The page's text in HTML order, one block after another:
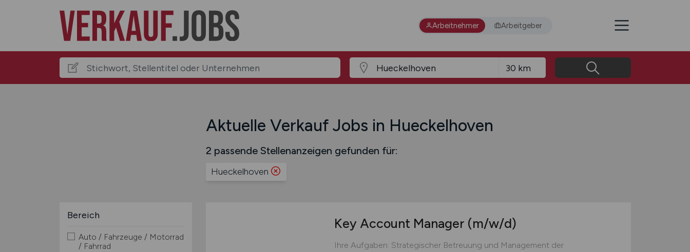
Arbeitnehmer Arbeitgeber
Aktuelle Verkauf Jobs in Hueckelhoven
2 passende Stellenanzeigen gefunden für:
Hueckelhoven
Bereich
Auto / Fahrzeuge / Motorrad
/ Fahrrad
Key Account Manager (m/w/d)
Ihre Aufgaben: Strategischer Betreuung und Management der